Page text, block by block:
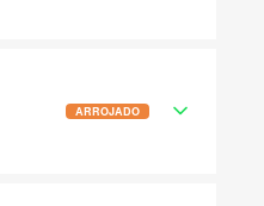
ARROJADO